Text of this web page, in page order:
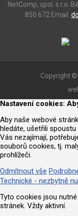
NetComp, spol. s r.o.
850 672 Email:
Copyright ©
Nastavení cookies:
Aby naše webové
hledáte, ušetřili
Vás nezajímají,
souborů cookies, tj.
prohlížeči.
Odmítnout vše
Technické - nezbytně
Tyto cookies jsou
stránek. Vždy aktivní.